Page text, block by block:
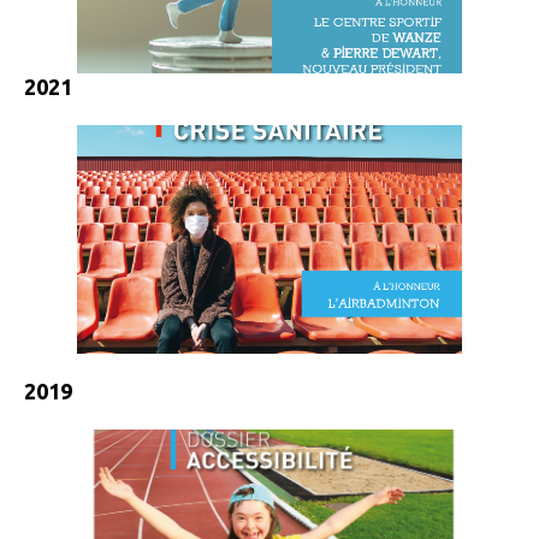
2021
2019